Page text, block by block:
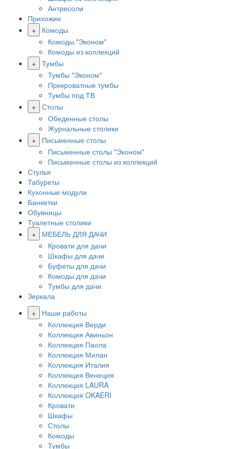
Антресоли
Прихожие
+
Комоды
Комоды "Эконом"
Комоды из коллекций
+ Тумбы
Тумбы "Эконом"
Прикроватные тумбы
Тумбы под ТВ
+ Столы
Обеденные столы
Журнальные столики
+
Письменные столы
Письменные столы "Эконом"
Письменные столы из коллекций
Стулья
Табуреты
Кухонные модули
Банкетки
Обувницы
Туалетные столики
+
МЕБЕЛЬ ДЛЯ ДАЧИ
Кровати для дачи
Шкафы для дачи
Буфеты для дачи
Комоды для дачи
Тумбы для дачи
Зеркала
+
Наши работы
Коллекция Верди
Коллекция Авиньон
Коллекция Паола
Коллекция Милан
Коллекция Италия
Коллекция Венеция
Коллекция LAURA
Коллекция OKAERI
Кровати
Шкафы
Столы
Комоды
Тумбы